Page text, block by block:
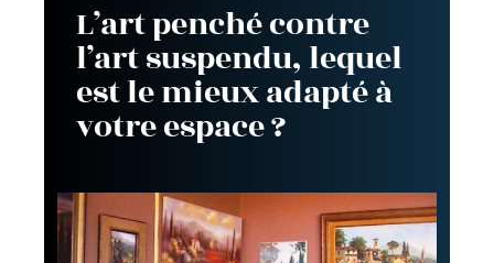
L’art penché contre
l’art suspendu, lequel
est le mieux adapté à
votre espace ?